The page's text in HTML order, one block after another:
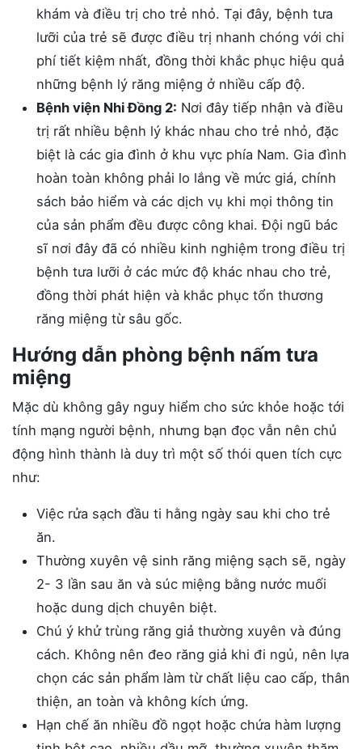
khám và điều trị cho trẻ nhỏ. Tại đây, bệnh tưa
lưỡi của trẻ sẽ được điều trị nhanh chóng với chi
phí tiết kiệm nhất, đồng thời khắc phục hiệu quả
những bệnh lý răng miệng ở nhiều cấp độ.
Bệnh viện Nhi Đồng 2: Nơi đây tiếp nhận và điều
trị rất nhiều bệnh lý khác nhau cho trẻ nhỏ, đặc
biệt là các gia đình ở khu vực phía Nam. Gia đình
hoàn toàn không phải lo lắng về mức giá, chính
sách bảo hiểm và các dịch vụ khi mọi thông tin
của sản phẩm đều được công khai. Đội ngũ bác
sĩ nơi đây đã có nhiều kinh nghiệm trong điều trị
bệnh tưa lưỡi ở các mức độ khác nhau cho trẻ,
đồng thời phát hiện và khắc phục tổn thương
răng miệng từ sâu gốc.
Hướng dẫn phòng bệnh nấm tưa
miệng
Mặc dù không gây nguy hiểm cho sức khỏe hoặc tới
tính mạng người bệnh, nhưng bạn đọc vẫn nên chủ
động hình thành là duy trì một số thói quen tích cực
như:
Việc rửa sạch đầu ti hằng ngày sau khi cho trẻ
ăn.
Thường xuyên vệ sinh răng miệng sạch sẽ, ngày
2- 3 lần sau ăn và súc miệng bằng nước muối
hoặc dung dịch chuyên biệt.
Chú ý khử trùng răng giả thường xuyên và đúng
cách. Không nên đeo răng giả khi đi ngủ, nên lựa
chọn các sản phẩm làm từ chất liệu cao cấp, thân
thiện, an toàn và không kích ứng.
Hạn chế ăn nhiều đồ ngọt hoặc chứa hàm lượng